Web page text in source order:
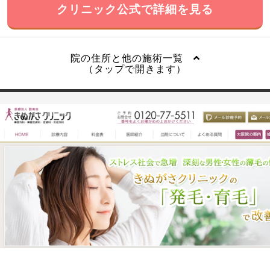
クリニック公式で詳細を見る
院の住所と他の施術一覧
（タップで開きます）